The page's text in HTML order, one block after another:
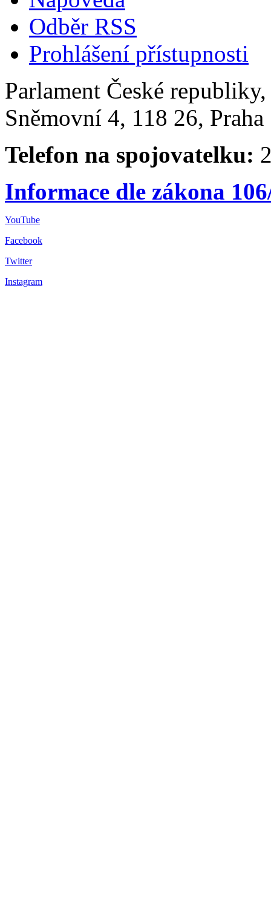
Odběr RSS
Prohlášení přístupnosti
Parlament České
Sněmovní 4, 118 26,
Telefon na spojovatelku:
Informace dle zákona
YouTube
Facebook
Twitter
Instagram